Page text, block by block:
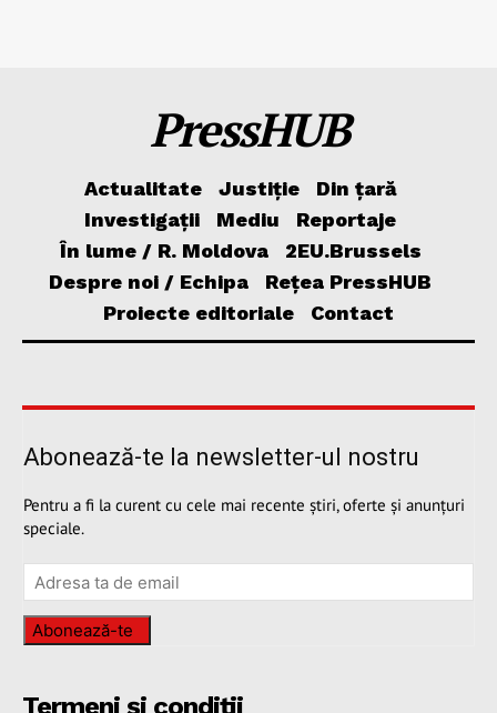
PressHUB
Actualitate Justiție
Din țară
Investigații
Mediu
Reportaje
În lume / R. Moldova
2EU.Brussels
Despre noi / Echipa
Rețea PressHUB
Proiecte editoriale
Contact
Abonează-te la newsletter-ul nostru
Pentru a fi la curent cu cele mai recente știri, oferte și anunțuri
speciale.
Abonează-te
Termeni și condiții